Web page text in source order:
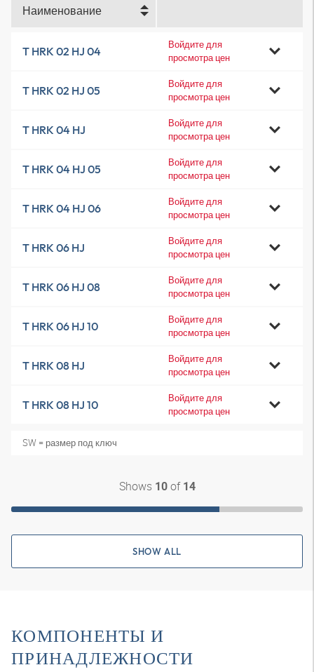
Наименование
T HRK 02 HJ 04
Войдите для
просмотра цен
T HRK 02 HJ 05
Войдите для
просмотра цен
T HRK 04 HJ
Войдите для
просмотра цен
T HRK 04 HJ 05
Войдите для
просмотра цен
T HRK 04 HJ 06
Войдите для
просмотра цен
T HRK 06 HJ
Войдите для
просмотра цен
T HRK 06 HJ 08
Войдите для
просмотра цен
T HRK 06 HJ 10
Войдите для
просмотра цен
T HRK 08 HJ
Войдите для
просмотра цен
T HRK 08 HJ 10
Войдите для
просмотра цен
SW = размер под ключ
Shows 10of 14
SHOW ALL
КОМПОНЕНТЫ И
ПРИНАДЛЕЖНОСТИ